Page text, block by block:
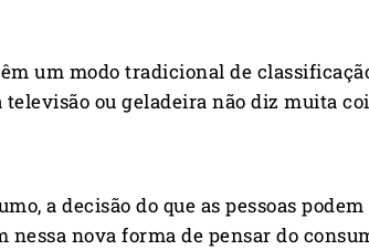
um modo tradicional de
televisão ou geladeira não diz muita
a decisão do que as pessoas
nova forma de pensar do